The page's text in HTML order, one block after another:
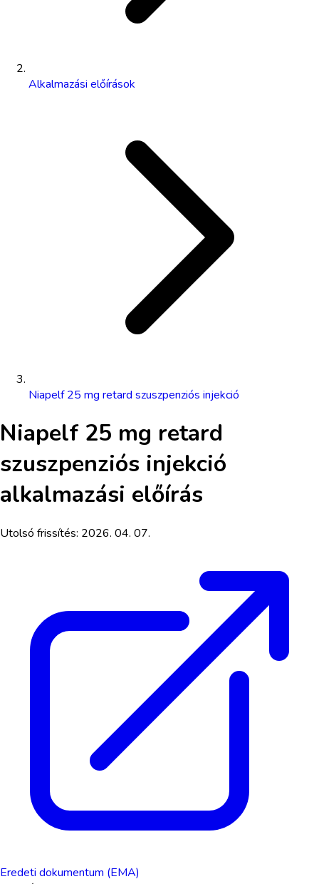
Alkalmazási előírások
Niapelf 25 mg retard szuszpenziós injekció
Niapelf 25 mg retard
szuszpenziós injekció
alkalmazási előírás
Utolsó frissítés: 2026. 04. 07.
Eredeti dokumentum (EMA)